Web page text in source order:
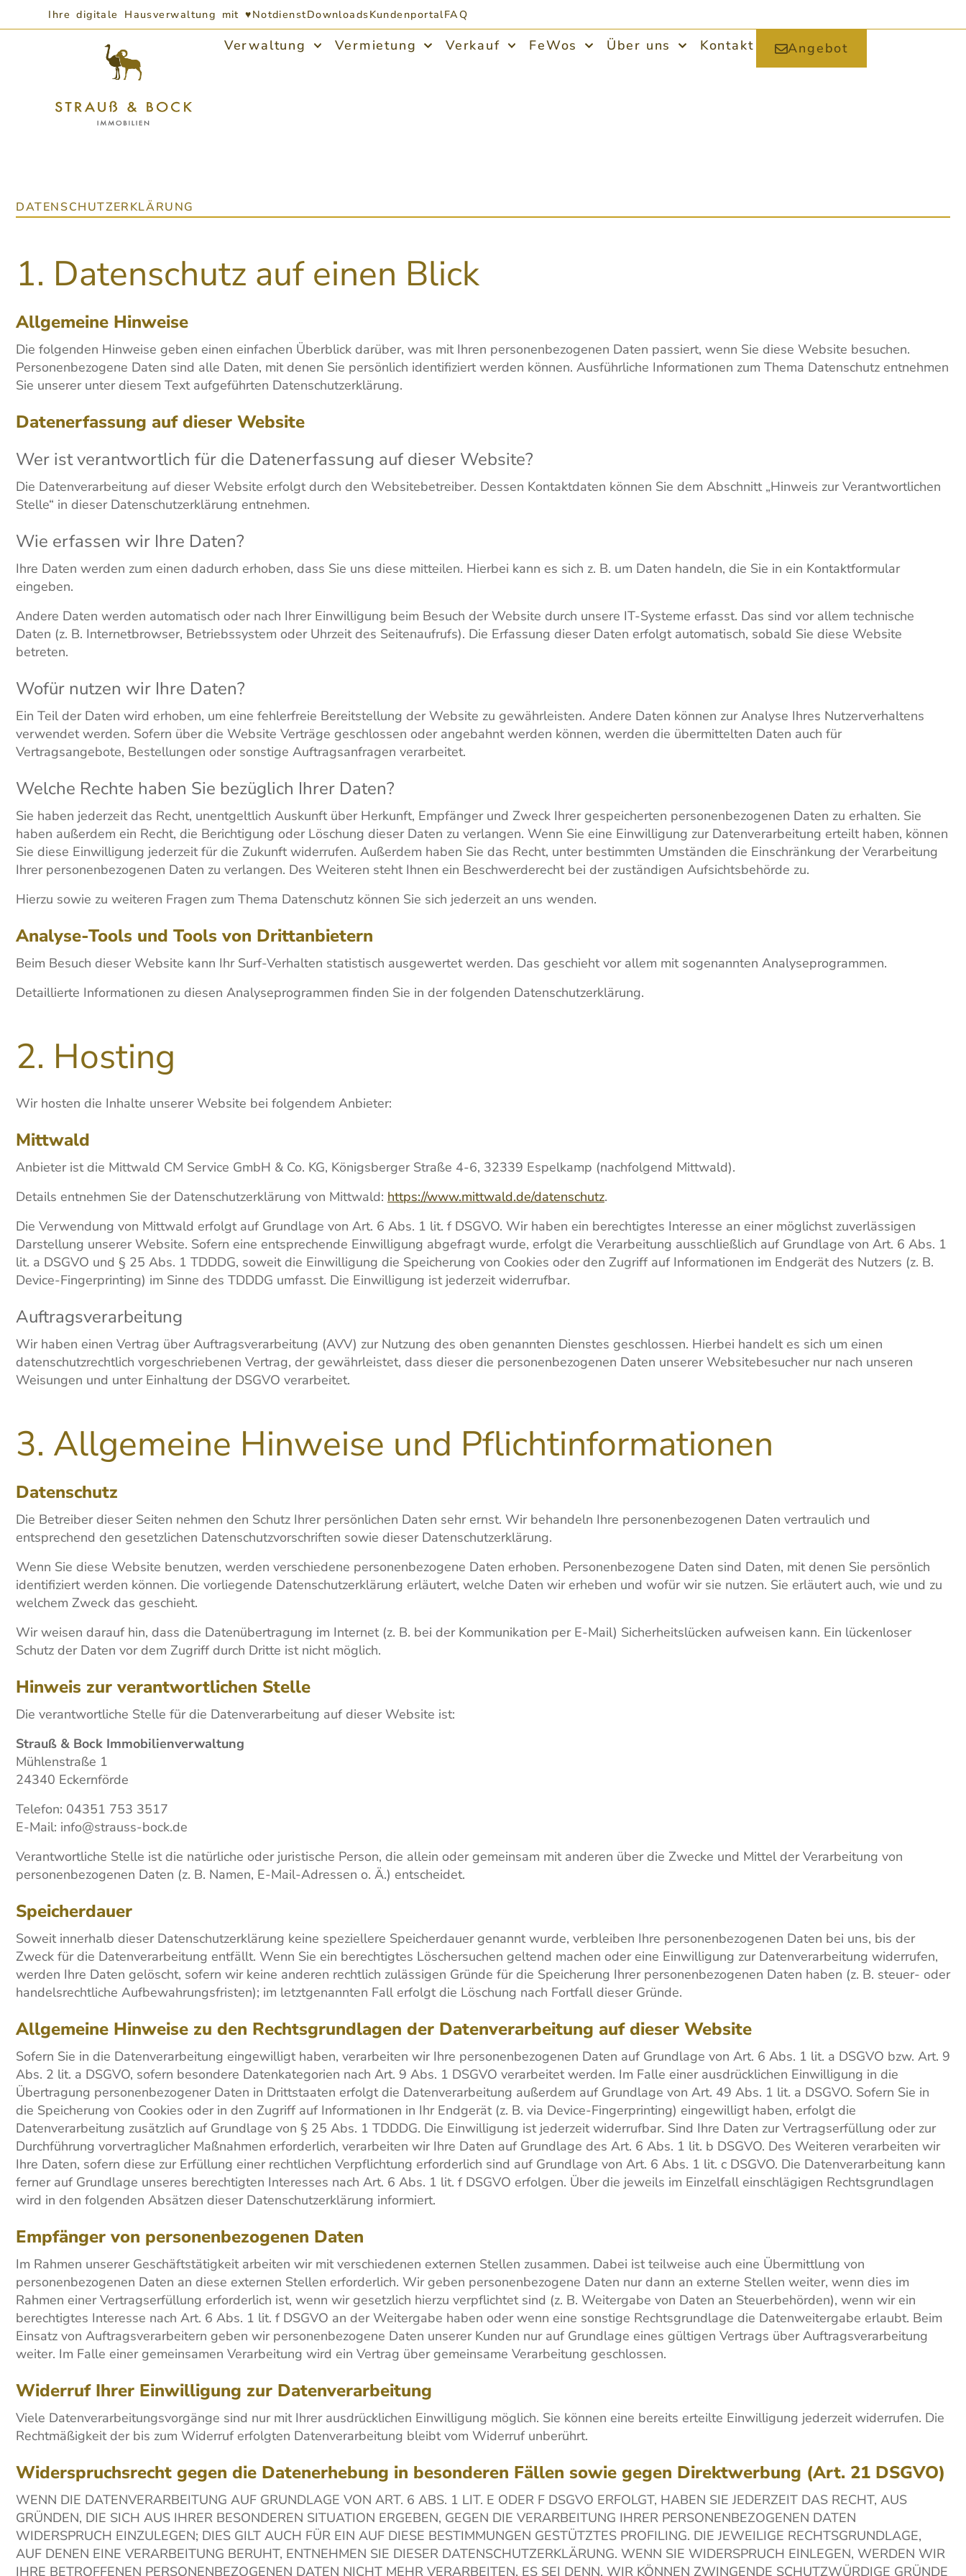
Ihre digitale Hausverwaltung mit ♥NotdienstDownloadsKundenportalFAQ
Verwaltung Vermietung Verkauf FeWos Über uns Kontakt Angebot
DATENSCHUTZERKLÄRUNG
1. Datenschutz auf einen Blick
Allgemeine Hinweise
Die folgenden Hinweise geben einen einfachen Überblick darüber, was mit Ihren personenbezogenen Daten passiert, wenn Sie diese Website besuchen.
Personenbezogene Daten sind alle Daten, mit denen Sie persönlich identifiziert werden können. Ausführliche Informationen zum Thema Datenschutz entnehmen
Sie unserer unter diesem Text aufgeführten Datenschutzerklärung.
Datenerfassung auf dieser Website
Wer ist verantwortlich für die Datenerfassung auf dieser Website?
Die Datenverarbeitung auf dieser Website erfolgt durch den Websitebetreiber. Dessen Kontaktdaten können Sie dem Abschnitt „Hinweis zur Verantwortlichen
Stelle“ in dieser Datenschutzerklärung entnehmen.
Wie erfassen wir Ihre Daten?
Ihre Daten werden zum einen dadurch erhoben, dass Sie uns diese mitteilen. Hierbei kann es sich z. B. um Daten handeln, die Sie in ein Kontaktformular
eingeben.
Andere Daten werden automatisch oder nach Ihrer Einwilligung beim Besuch der Website durch unsere IT-Systeme erfasst. Das sind vor allem technische
Daten (z. B. Internetbrowser, Betriebssystem oder Uhrzeit des Seitenaufrufs). Die Erfassung dieser Daten erfolgt automatisch, sobald Sie diese Website
betreten.
Wofür nutzen wir Ihre Daten?
Ein Teil der Daten wird erhoben, um eine fehlerfreie Bereitstellung der Website zu gewährleisten. Andere Daten können zur Analyse Ihres Nutzerverhaltens
verwendet werden. Sofern über die Website Verträge geschlossen oder angebahnt werden können, werden die übermittelten Daten auch für
Vertragsangebote, Bestellungen oder sonstige Auftragsanfragen verarbeitet.
Welche Rechte haben Sie bezüglich Ihrer Daten?
Sie haben jederzeit das Recht, unentgeltlich Auskunft über Herkunft, Empfänger und Zweck Ihrer gespeicherten personenbezogenen Daten zu erhalten. Sie
haben außerdem ein Recht, die Berichtigung oder Löschung dieser Daten zu verlangen. Wenn Sie eine Einwilligung zur Datenverarbeitung erteilt haben, können
Sie diese Einwilligung jederzeit für die Zukunft widerrufen. Außerdem haben Sie das Recht, unter bestimmten Umständen die Einschränkung der Verarbeitung
Ihrer personenbezogenen Daten zu verlangen. Des Weiteren steht Ihnen ein Beschwerderecht bei der zuständigen Aufsichtsbehörde zu.
Hierzu sowie zu weiteren Fragen zum Thema Datenschutz können Sie sich jederzeit an uns wenden.
Analyse-Tools und Tools von Dritt­anbietern
Beim Besuch dieser Website kann Ihr Surf-Verhalten statistisch ausgewertet werden. Das geschieht vor allem mit sogenannten Analyseprogrammen.
Detaillierte Informationen zu diesen Analyseprogrammen finden Sie in der folgenden Datenschutzerklärung.
2. Hosting
Wir hosten die Inhalte unserer Website bei folgendem Anbieter:
Mittwald
Anbieter ist die Mittwald CM Service GmbH & Co. KG, Königsberger Straße 4-6, 32339 Espelkamp (nachfolgend Mittwald).
Details entnehmen Sie der Datenschutzerklärung von Mittwald: https://www.mittwald.de/datenschutz.
Die Verwendung von Mittwald erfolgt auf Grundlage von Art. 6 Abs. 1 lit. f DSGVO. Wir haben ein berechtigtes Interesse an einer möglichst zuverlässigen
Darstellung unserer Website. Sofern eine entsprechende Einwilligung abgefragt wurde, erfolgt die Verarbeitung ausschließlich auf Grundlage von Art. 6 Abs. 1
lit. a DSGVO und § 25 Abs. 1 TDDDG, soweit die Einwilligung die Speicherung von Cookies oder den Zugriff auf Informationen im Endgerät des Nutzers (z. B.
Device-Fingerprinting) im Sinne des TDDDG umfasst. Die Einwilligung ist jederzeit widerrufbar.
Auftragsverarbeitung
Wir haben einen Vertrag über Auftragsverarbeitung (AVV) zur Nutzung des oben genannten Dienstes geschlossen. Hierbei handelt es sich um einen
datenschutzrechtlich vorgeschriebenen Vertrag, der gewährleistet, dass dieser die personenbezogenen Daten unserer Websitebesucher nur nach unseren
Weisungen und unter Einhaltung der DSGVO verarbeitet.
3. Allgemeine Hinweise und Pflicht­informationen
Datenschutz
Die Betreiber dieser Seiten nehmen den Schutz Ihrer persönlichen Daten sehr ernst. Wir behandeln Ihre personenbezogenen Daten vertraulich und
entsprechend den gesetzlichen Datenschutzvorschriften sowie dieser Datenschutzerklärung.
Wenn Sie diese Website benutzen, werden verschiedene personenbezogene Daten erhoben. Personenbezogene Daten sind Daten, mit denen Sie persönlich
identifiziert werden können. Die vorliegende Datenschutzerklärung erläutert, welche Daten wir erheben und wofür wir sie nutzen. Sie erläutert auch, wie und zu
welchem Zweck das geschieht.
Wir weisen darauf hin, dass die Datenübertragung im Internet (z. B. bei der Kommunikation per E-Mail) Sicherheitslücken aufweisen kann. Ein lückenloser
Schutz der Daten vor dem Zugriff durch Dritte ist nicht möglich.
Hinweis zur verantwortlichen Stelle
Die verantwortliche Stelle für die Datenverarbeitung auf dieser Website ist:
Strauß & Bock Immobilienverwaltung
Mühlenstraße 1
24340 Eckernförde
Telefon: 04351 753 3517
E-Mail: info@strauss-bock.de
Verantwortliche Stelle ist die natürliche oder juristische Person, die allein oder gemeinsam mit anderen über die Zwecke und Mittel der Verarbeitung von
personenbezogenen Daten (z. B. Namen, E-Mail-Adressen o. Ä.) entscheidet.
Speicherdauer
Soweit innerhalb dieser Datenschutzerklärung keine speziellere Speicherdauer genannt wurde, verbleiben Ihre personenbezogenen Daten bei uns, bis der
Zweck für die Datenverarbeitung entfällt. Wenn Sie ein berechtigtes Löschersuchen geltend machen oder eine Einwilligung zur Datenverarbeitung widerrufen,
werden Ihre Daten gelöscht, sofern wir keine anderen rechtlich zulässigen Gründe für die Speicherung Ihrer personenbezogenen Daten haben (z. B. steuer- oder
handelsrechtliche Aufbewahrungsfristen); im letztgenannten Fall erfolgt die Löschung nach Fortfall dieser Gründe.
Allgemeine Hinweise zu den Rechtsgrundlagen der Datenverarbeitung auf dieser Website
Sofern Sie in die Datenverarbeitung eingewilligt haben, verarbeiten wir Ihre personenbezogenen Daten auf Grundlage von Art. 6 Abs. 1 lit. a DSGVO bzw. Art. 9
Abs. 2 lit. a DSGVO, sofern besondere Datenkategorien nach Art. 9 Abs. 1 DSGVO verarbeitet werden. Im Falle einer ausdrücklichen Einwilligung in die
Übertragung personenbezogener Daten in Drittstaaten erfolgt die Datenverarbeitung außerdem auf Grundlage von Art. 49 Abs. 1 lit. a DSGVO. Sofern Sie in
die Speicherung von Cookies oder in den Zugriff auf Informationen in Ihr Endgerät (z. B. via Device-Fingerprinting) eingewilligt haben, erfolgt die
Datenverarbeitung zusätzlich auf Grundlage von § 25 Abs. 1 TDDDG. Die Einwilligung ist jederzeit widerrufbar. Sind Ihre Daten zur Vertragserfüllung oder zur
Durchführung vorvertraglicher Maßnahmen erforderlich, verarbeiten wir Ihre Daten auf Grundlage des Art. 6 Abs. 1 lit. b DSGVO. Des Weiteren verarbeiten wir
Ihre Daten, sofern diese zur Erfüllung einer rechtlichen Verpflichtung erforderlich sind auf Grundlage von Art. 6 Abs. 1 lit. c DSGVO. Die Datenverarbeitung kann
ferner auf Grundlage unseres berechtigten Interesses nach Art. 6 Abs. 1 lit. f DSGVO erfolgen. Über die jeweils im Einzelfall einschlägigen Rechtsgrundlagen
wird in den folgenden Absätzen dieser Datenschutzerklärung informiert.
Empfänger von personenbezogenen Daten
Im Rahmen unserer Geschäftstätigkeit arbeiten wir mit verschiedenen externen Stellen zusammen. Dabei ist teilweise auch eine Übermittlung von
personenbezogenen Daten an diese externen Stellen erforderlich. Wir geben personenbezogene Daten nur dann an externe Stellen weiter, wenn dies im
Rahmen einer Vertragserfüllung erforderlich ist, wenn wir gesetzlich hierzu verpflichtet sind (z. B. Weitergabe von Daten an Steuerbehörden), wenn wir ein
berechtigtes Interesse nach Art. 6 Abs. 1 lit. f DSGVO an der Weitergabe haben oder wenn eine sonstige Rechtsgrundlage die Datenweitergabe erlaubt. Beim
Einsatz von Auftragsverarbeitern geben wir personenbezogene Daten unserer Kunden nur auf Grundlage eines gültigen Vertrags über Auftragsverarbeitung
weiter. Im Falle einer gemeinsamen Verarbeitung wird ein Vertrag über gemeinsame Verarbeitung geschlossen.
Widerruf Ihrer Einwilligung zur Datenverarbeitung
Viele Datenverarbeitungsvorgänge sind nur mit Ihrer ausdrücklichen Einwilligung möglich. Sie können eine bereits erteilte Einwilligung jederzeit widerrufen. Die
Rechtmäßigkeit der bis zum Widerruf erfolgten Datenverarbeitung bleibt vom Widerruf unberührt.
Widerspruchsrecht gegen die Datenerhebung in besonderen Fällen sowie gegen Direktwerbung (Art. 21 DSGVO)
WENN DIE DATENVERARBEITUNG AUF GRUNDLAGE VON ART. 6 ABS. 1 LIT. E ODER F DSGVO ERFOLGT, HABEN SIE JEDERZEIT DAS RECHT, AUS
GRÜNDEN, DIE SICH AUS IHRER BESONDEREN SITUATION ERGEBEN, GEGEN DIE VERARBEITUNG IHRER PERSONENBEZOGENEN DATEN
WIDERSPRUCH EINZULEGEN; DIES GILT AUCH FÜR EIN AUF DIESE BESTIMMUNGEN GESTÜTZTES PROFILING. DIE JEWEILIGE RECHTSGRUNDLAGE,
AUF DENEN EINE VERARBEITUNG BERUHT, ENTNEHMEN SIE DIESER DATENSCHUTZERKLÄRUNG. WENN SIE WIDERSPRUCH EINLEGEN, WERDEN WIR
IHRE BETROFFENEN PERSONENBEZOGENEN DATEN NICHT MEHR VERARBEITEN, ES SEI DENN, WIR KÖNNEN ZWINGENDE SCHUTZWÜRDIGE GRÜNDE